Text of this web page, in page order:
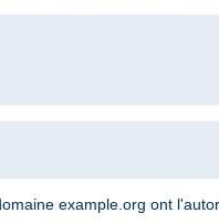
example.org ont